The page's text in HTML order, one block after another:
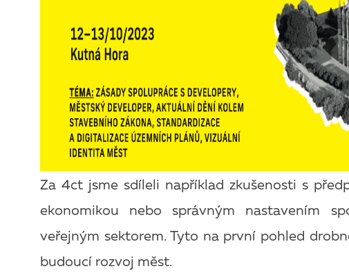
Za 4ct jsme sdíleli například zkušenosti s
ekonomikou nebo správným nastavením
veřejným sektorem. Tyto na první pohled
budoucí rozvoj měst.